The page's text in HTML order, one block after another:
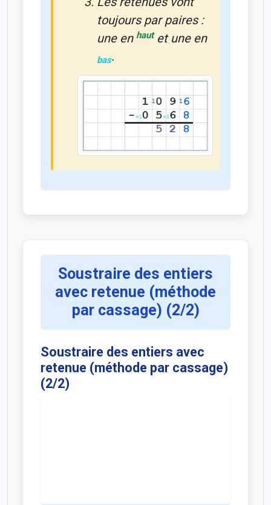
toujours par paires :
une en hautet une en
bas.
Soustraire des entiers
avec retenue (méthode
par cassage) (2/2)
Soustraire des entiers avec
retenue (méthode par cassage)
(2/2)